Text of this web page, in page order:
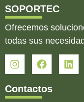
SOPORTEC
Ofrecemos
todas sus
Contactos